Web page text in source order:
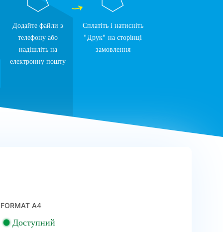
Додайте файли з
телефону або
надішліть на
електронну пошту
Сплатіть і натисніть
"Друк" на сторінці
замовлення
FORMAT A4
Доступний